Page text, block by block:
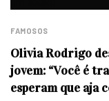
FAMOSOS
Olivia Rodrigo
jovem: “Você é
esperam que aja